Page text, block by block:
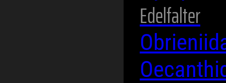
Edelfalter